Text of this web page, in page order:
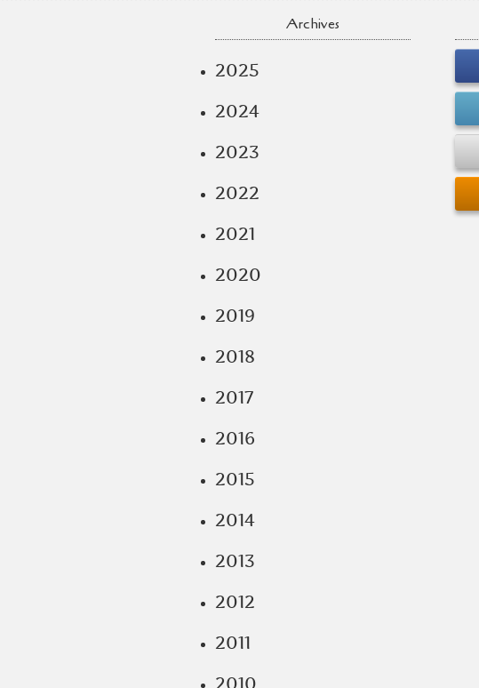
Archives
2025
2024
2023
2022
2021
2020
2019
2018
2017
2016
2015
2014
2013
2012
2011
2010